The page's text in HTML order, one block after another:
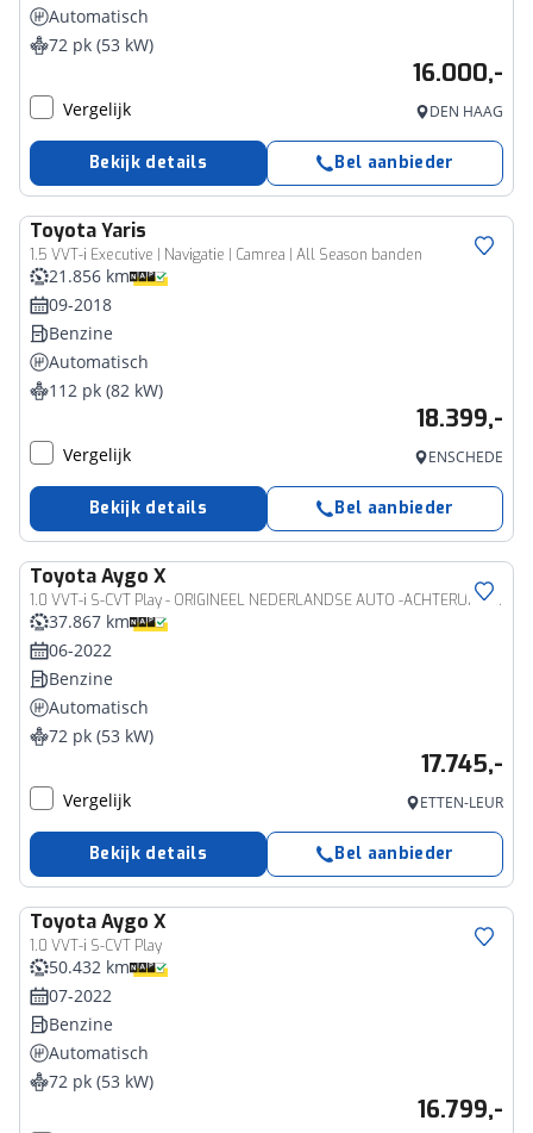
Automatisch
72 pk (53 kW)
16.000,-
Vergelijk DEN HAAG
Bekijk details Bel aanbieder
ToyotaYaris
1.5 VVT-i Executive | Navigatie | Camrea | All Season banden
21.856 km
09-2018
Benzine
Automatisch
112 pk (82 kW)
18.399,-
Vergelijk ENSCHEDE
Bekijk details Bel aanbieder
ToyotaAygo X
1.0 VVT-i S-CVT Play - ORIGINEEL NEDERLANDSE AUTO -ACHTERUITRIJCAMERA - APPLE CARPLAY/ANDROID AUTO - CRUISE CONTROL ADAPTIEF - AIRCO - VERKEERSBORDDETECTIE - GROOTLICHTASSISTENT - LEDEREN STUURWIEL - DAB-ONTVANGER - BLUETOOTH TELEFOONVOORBEREIDING
37.867 km
06-2022
Benzine
Automatisch
72 pk (53 kW)
17.745,-
Vergelijk ETTEN-LEUR
Bekijk details Bel aanbieder
ToyotaAygo X
1.0 VVT-i S-CVT Play
50.432 km
07-2022
Benzine
Automatisch
72 pk (53 kW)
16.799,-